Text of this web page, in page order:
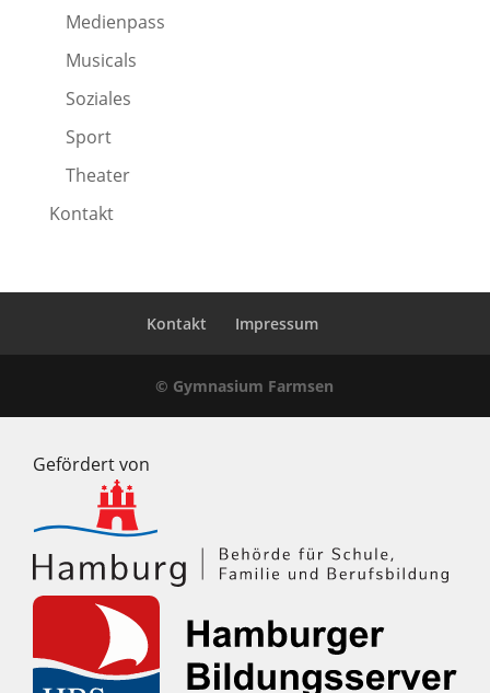
Medienpass
Musicals
Soziales
Sport
Theater
Kontakt
Kontakt Impressum
© Gymnasium Farmsen
Gefördert von